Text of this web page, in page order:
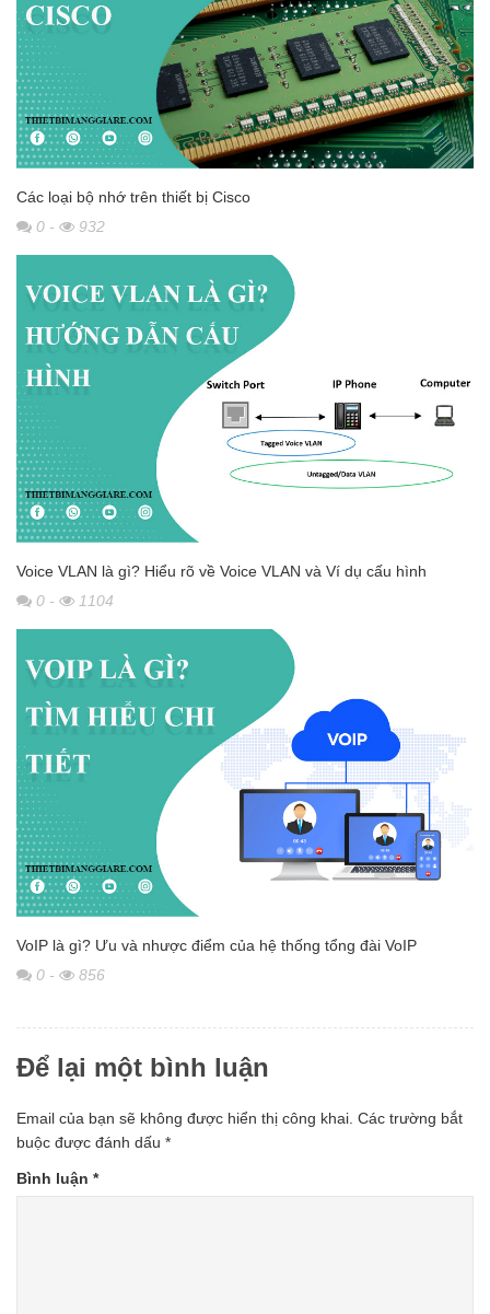
Các loại bộ nhớ trên thiết bị Cisco
0 - 932
Voice VLAN là gì? Hiểu rõ về Voice VLAN và Ví dụ cấu hình
0 - 1104
VoIP là gì? Ưu và nhược điểm của hệ thống tổng đài VoIP
0 - 856
Để lại một bình luận
Email của bạn sẽ không được hiển thị công khai. Các trường bắt
buộc được đánh dấu *
Bình luận *